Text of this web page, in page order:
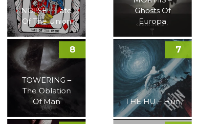
NOI!SE – Fate
Of The Union
Ghosts Of
Europa
TOWERING –
The Oblation
Of Man
8
THE HU – Hun
7